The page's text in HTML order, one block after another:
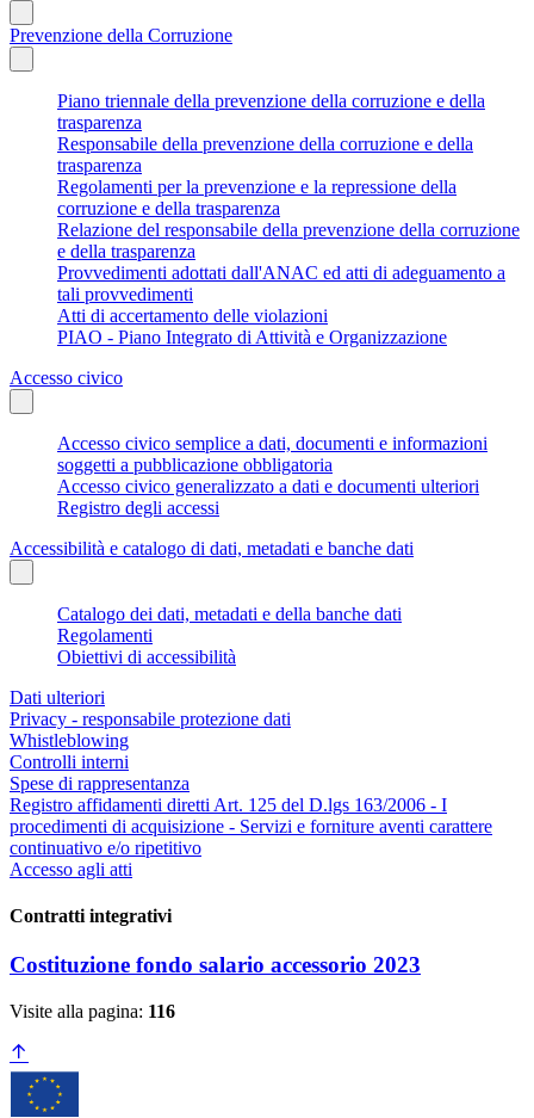
Prevenzione della Corruzione
Piano triennale della prevenzione della corruzione e della
trasparenza
Responsabile della prevenzione della corruzione e della
trasparenza
Regolamenti per la prevenzione e la repressione della
corruzione e della trasparenza
Relazione del responsabile della prevenzione della corruzione
e della trasparenza
Provvedimenti adottati dall'ANAC ed atti di adeguamento a
tali provvedimenti
Atti di accertamento delle violazioni
PIAO - Piano Integrato di Attività e Organizzazione
Accesso civico
Accesso civico semplice a dati, documenti e informazioni
soggetti a pubblicazione obbligatoria
Accesso civico generalizzato a dati e documenti ulteriori
Registro degli accessi
Accessibilità e catalogo di dati, metadati e banche dati
Catalogo dei dati, metadati e della banche dati
Regolamenti
Obiettivi di accessibilità
Dati ulteriori
Privacy - responsabile protezione dati
Whistleblowing
Controlli interni
Spese di rappresentanza
Registro affidamenti diretti Art. 125 del D.lgs 163/2006 - I
procedimenti di acquisizione - Servizi e forniture aventi carattere
continuativo e/o ripetitivo
Accesso agli atti
Contratti integrativi
Costituzione fondo salario accessorio 2023
Visite alla pagina: 116